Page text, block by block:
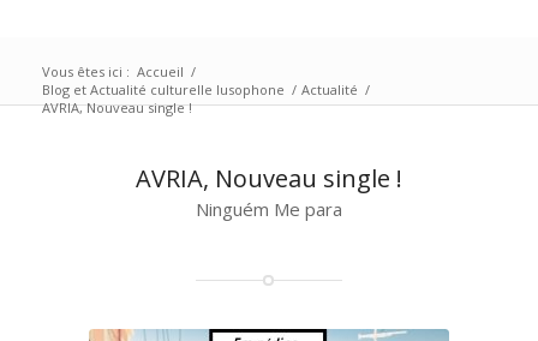
Vous êtes ici : Accueil /
Blog et Actualité culturelle lusophone / Actualité /
AVRIA, Nouveau single !
AVRIA, Nouveau single !
Ninguém Me para